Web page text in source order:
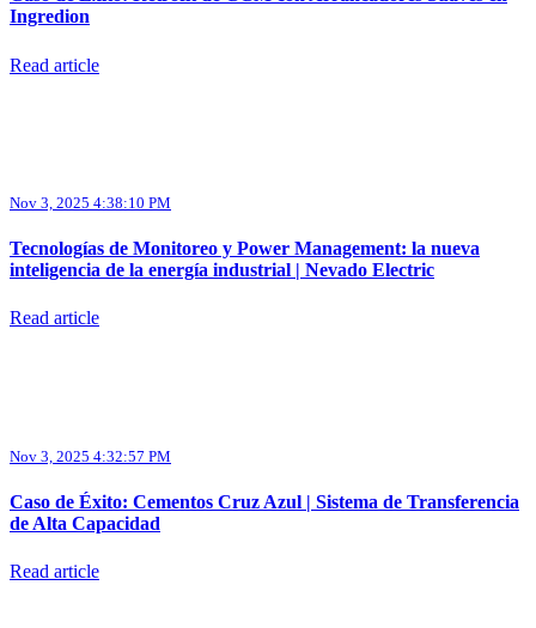
Ingredion
Read article
Nov 3, 2025 4:38:10 PM
Tecnologías de Monitoreo y Power Management: la nueva
inteligencia de la energía industrial | Nevado Electric
Read article
Nov 3, 2025 4:32:57 PM
Caso de Éxito: Cementos Cruz Azul | Sistema de Transferencia
de Alta Capacidad
Read article